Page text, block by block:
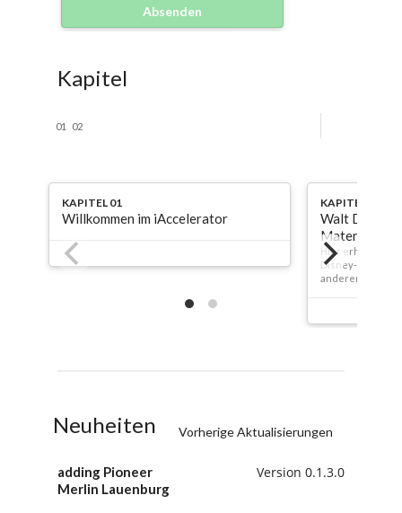
Absenden
Kapitel
01 02
KAPITEL 01
Willkommen im iAccelerator
KAPITEL 02
Walt Disney
Materialien
Hier erhalten Sie
Disney-
anderen Rollen
Neuheiten Vorherige Aktualisierungen
adding Pioneer
Merlin Lauenburg
Version 0.1.3.0